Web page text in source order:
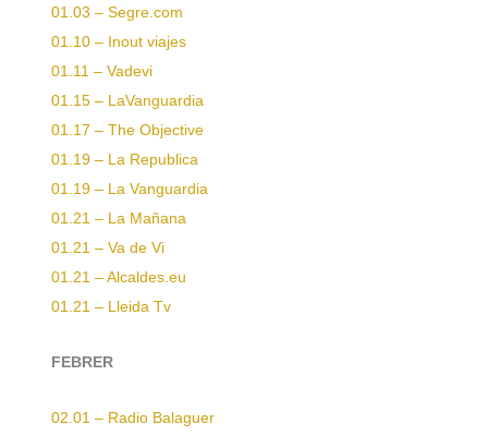
01.03 – Segre.com
01.10 – Inout viajes
01.11 – Vadevi
01.15 – LaVanguardia
01.17 – The Objective
01.19 – La Republica
01.19 – La Vanguardia
01.21 – La Mañana
01.21 – Va de Vi
01.21 – Alcaldes.eu
01.21 – Lleida Tv
FEBRER
02.01 – Radio Balaguer